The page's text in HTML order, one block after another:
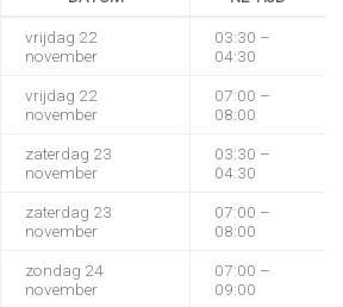
vrijdag 22
november
03:30 –
04:30
vrijdag 22
november
07:00 –
08:00
zaterdag 23
november
03:30 –
04:30
zaterdag 23
november
07:00 –
08:00
zondag 24
november
07:00 –
09:00